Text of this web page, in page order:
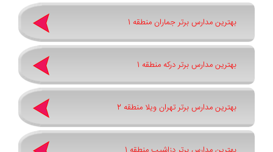
بهترین مدارس برتر جماران منطقه 1
بهترین مدارس برتر درکه منطقه 1
بهترین مدارس برتر تهران ویلا منطقه 2